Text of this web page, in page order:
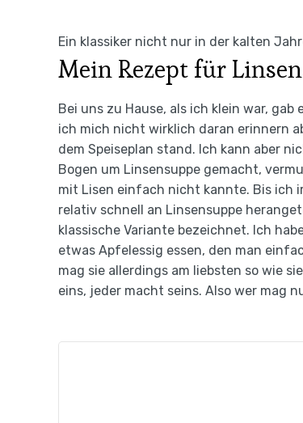
Ein klassiker nicht nur in der kalten
Mein Rezept für
Bei uns zu Hause, als ich klein war,
ich mich nicht wirklich daran erinnern
dem Speiseplan stand. Ich kann aber
Bogen um Linsensuppe gemacht,
mit Lisen einfach nicht kannte. Bis ich
relativ schnell an Linsensuppe
klassische Variante bezeichnet. Ich
etwas Apfelessig essen, den man
mag sie allerdings am liebsten so wie
eins, jeder macht seins. Also wer mag